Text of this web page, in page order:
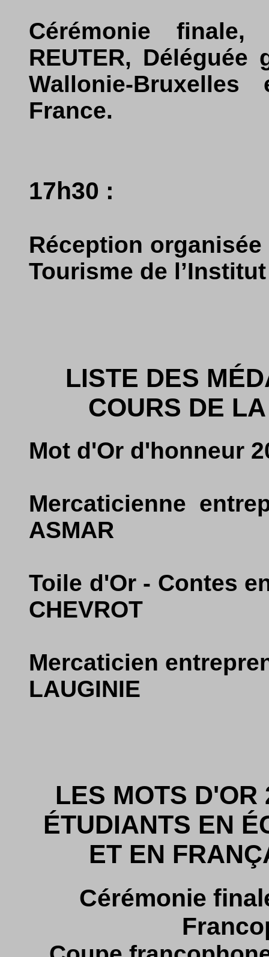
Cérémonie
REUTER,
Wallonie-
France.
17h30 :
Réception
Tourisme de
LISTE DES
COURS DE
Mot d'Or d'honneur
Mercaticienne
ASMAR
Toile d'Or - Contes
CHEVROT
Mercaticien
LAUGINIE
LES MOTS D'OR
ÉTUDIANTS EN
ET EN
Cérémonie